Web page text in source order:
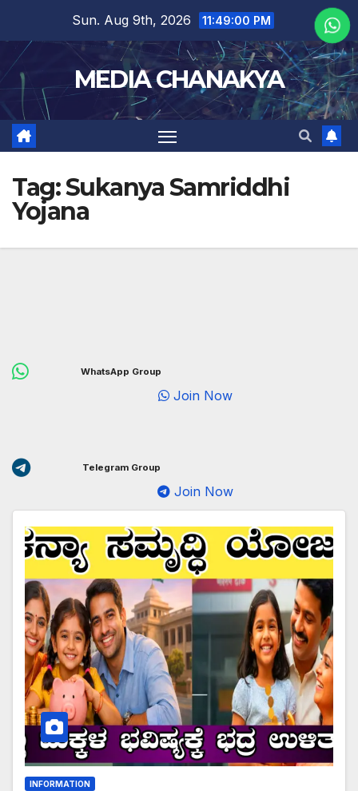
Sun. Aug 9th, 2026 11:49:00 PM
MEDIA CHANAKYA
Tag:Sukanya Samriddhi
Yojana
WhatsApp Group
Join Now
Telegram Group
Join Now
INFORMATION